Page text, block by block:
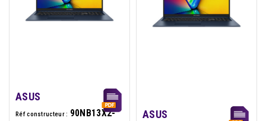
ASUS
Réf constructeur : 90NB13X2-
ASUS